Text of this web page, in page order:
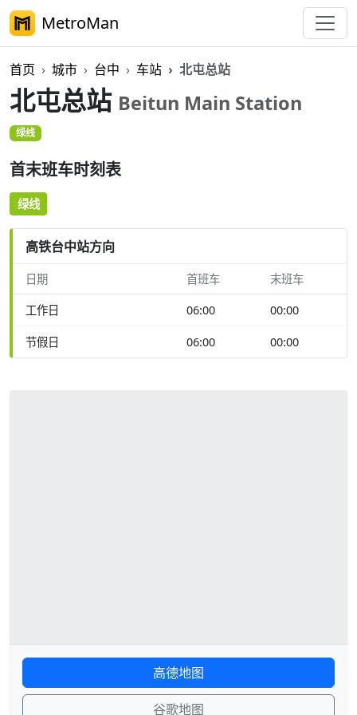
MetroMan
首页 城市 台中 车站 北屯总站
北屯总站 Beitun Main Station
绿线
首末班车时刻表
绿线
高铁台中站方向
日期 首班车 末班车
工作日 06:00 00:00
节假日 06:00 00:00
高德地图
谷歌地图